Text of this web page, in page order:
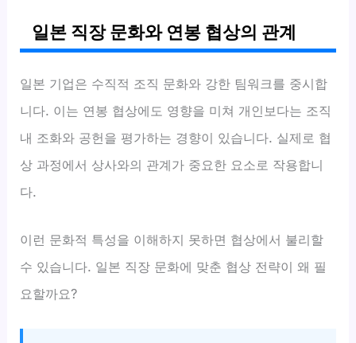
일본 직장 문화와 연봉 협상의 관계
일본 기업은 수직적 조직 문화와 강한 팀워크를 중시합
니다. 이는 연봉 협상에도 영향을 미쳐 개인보다는 조직
내 조화와 공헌을 평가하는 경향이 있습니다. 실제로 협
상 과정에서 상사와의 관계가 중요한 요소로 작용합니
다.
이런 문화적 특성을 이해하지 못하면 협상에서 불리할
수 있습니다. 일본 직장 문화에 맞춘 협상 전략이 왜 필
요할까요?